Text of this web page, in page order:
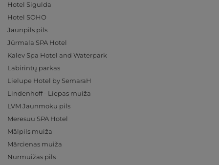
Hotel Sigulda
Hotel SOHO
Jaunpils pils
Jūrmala SPA Hotel
Kalev Spa Hotel and Waterpark
Labirintų parkas
Lielupe Hotel by SemaraH
Lindenhoff - Liepas muiža
LVM Jaunmoku pils
Meresuu SPA Hotel
Mālpils muiža
Mārcienas muiža
Nurmuižas pils